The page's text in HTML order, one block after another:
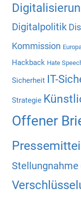
Digitalpolitik
Kommission
Hackback Hate
Sicherheit IT-
Strategie
Offener
Stellungnahme